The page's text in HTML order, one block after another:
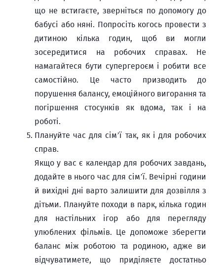
що не встигаєте, зверніться по допомогу до
бабусі або няні. Попросіть когось провести з
дитиною кілька годин, щоб ви могли
зосередитися на робочих справах. Не
намагайтеся бути супергероєм і робити все
самостійно. Це часто призводить до
порушення балансу, емоційного вигорання та
погіршення стосунків як вдома, так і на
роботі.
Плануйте час для сім’ї так, як і для робочих
справ.
Якщо у вас є календар для робочих завдань,
додайте в нього час для сім’ї. Вечірні години
й вихідні дні варто залишити для дозвілля з
дітьми. Плануйте походи в парк, кілька годин
для настільних ігор або для перегляду
улюблених фільмів. Це допоможе зберегти
баланс між роботою та родиною, адже ви
відчуватимете, що приділяєте достатньо